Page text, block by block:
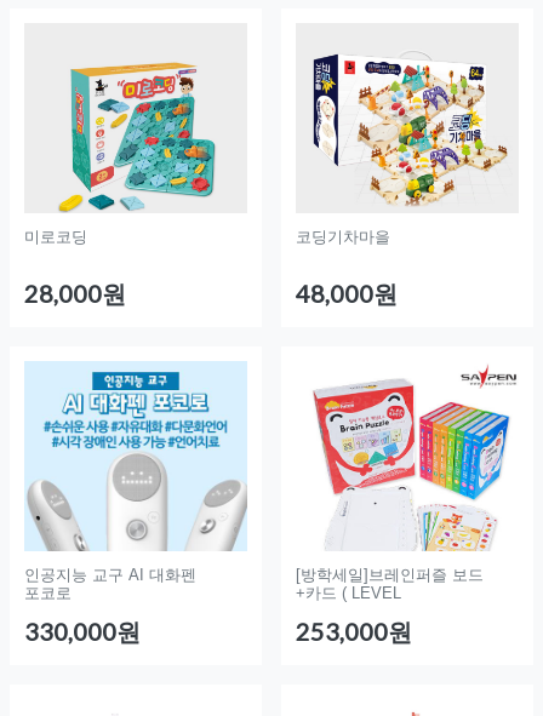
미로코딩
28,000원
코딩기차마을
48,000원
인공지능 교구 AI 대화펜
포코로
330,000원
[방학세일]브레인퍼즐 보드
+카드 ( LEVEL
253,000원